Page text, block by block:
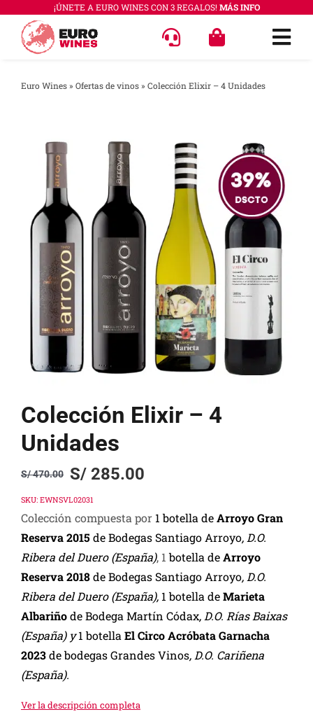
contenido
¡ÚNETE A EURO WINES CON 3 REGALOS! MÁS INFO
Euro Wines» Ofertas de vinos» Colección Elixir – 4 Unidades
Colección Elixir – 4
Unidades
S/470.00
Original
price
was:
S/ 470.00.
S/285.00
Current
price
is:
S/ 285.00.
SKU: EWNSVL02031
Colección compuesta por 1 botella deArroyo Gran
Reserva2015 de Bodegas Santiago Arroyo, D.O.
Ribera del Duero (España), 1 botella deArroyo
Reserva 2018de Bodegas Santiago Arroyo, D.O.
Ribera del Duero (España), 1 botella deMarieta
Albariñode Bodega Martín Códax, D.O. Rías Baixas
(España) y1 botella El Circo Acróbata Garnacha
2023de bodegas Grandes Vinos, D.O. Cariñena
(España).
Ver la descripción completa